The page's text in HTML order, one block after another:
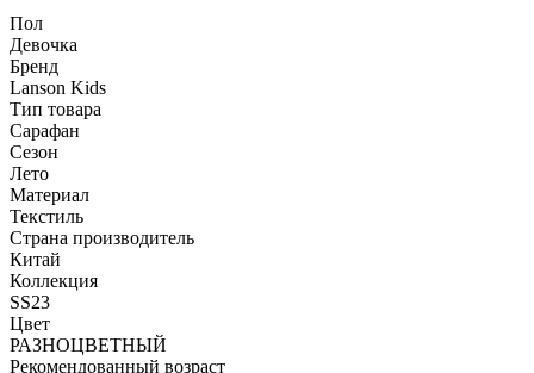
Пол
Девочка
Бренд
Lanson Kids
Тип товара
Сарафан
Сезон
Лето
Материал
Текстиль
Страна производитель
Китай
Коллекция
SS23
Цвет
РАЗНОЦВЕТНЫЙ
Рекомендованный возраст